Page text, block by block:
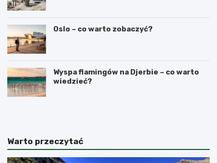
Oslo – co warto zobaczyć?
Wyspa flamingów na Djerbie – co warto
wiedzieć?
N
p
s
z
C
G
i
b
Warto przeczytać